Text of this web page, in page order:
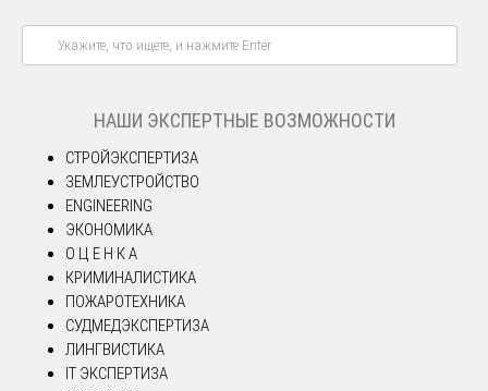
НАШИ ЭКСПЕРТНЫЕ ВОЗМОЖНОСТИ
СТРОЙЭКСПЕРТИЗА
ЗЕМЛЕУСТРОЙСТВО
ENGINEERING
ЭКОНОМИКА
О Ц Е Н К А
КРИМИНАЛИСТИКА
ПОЖАРОТЕХНИКА
СУДМЕДЭКСПЕРТИЗА
ЛИНГВИСТИКА
IT ЭКСПЕРТИЗА